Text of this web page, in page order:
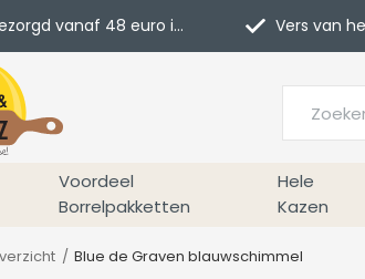
Voordeel
Borrelpakketten
Hele
Kazen
vanaf 48 euro in NL Vers van
Blue de Graven blauwschimmel